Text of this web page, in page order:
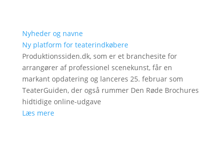
Nyheder og navne
Ny platform for teaterindkøbere
Produktionssiden.dk, som er et branchesite for
arrangører af professionel scenekunst, får en
markant opdatering og lanceres 25. februar som
TeaterGuiden, der også rummer Den Røde Brochures
hidtidige online-udgave
Læs mere